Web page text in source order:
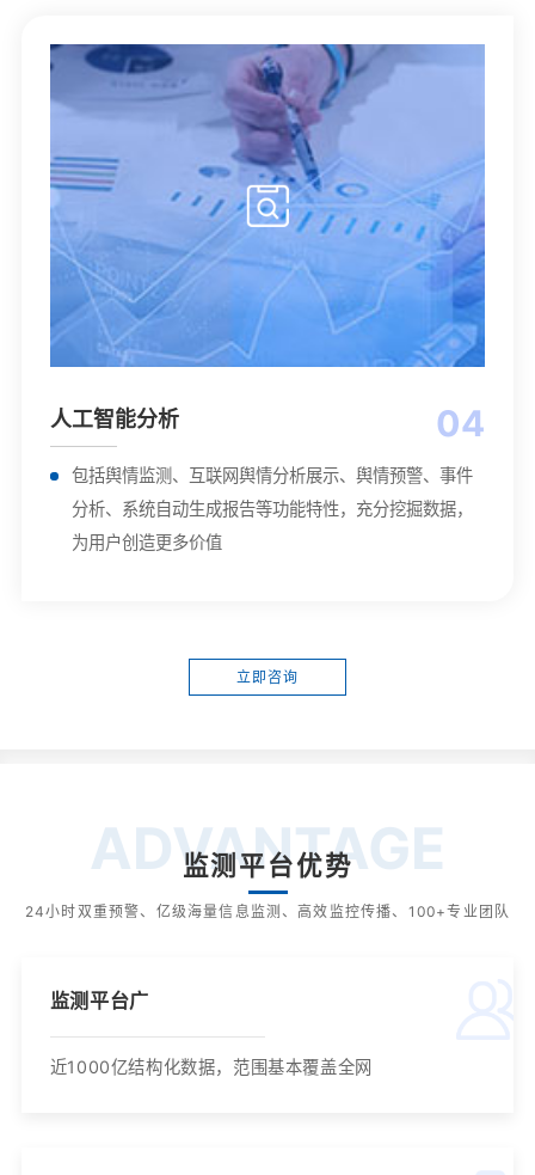
04
人工智能分析
包括舆情监测、互联网舆情分析展示、舆情预警、事件
分析、系统自动生成报告等功能特性，充分挖掘数据，
为用户创造更多价值
立即咨询
ADVANTAGE
监测平台优势
24小时双重预警、亿级海量信息监测、高效监控传播、100+专业团队
监测平台广
近1000亿结构化数据，范围基本覆盖全网